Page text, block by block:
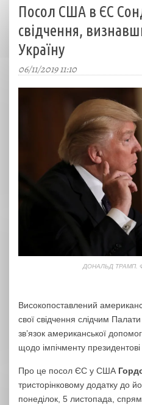
Посол США в ЄС
свідчення,
Україну
06/11/2019 11:10
ДОНАЛЬД ТРАМП.
Високопоставлений
свої свідчення слідчим
зв’язок американської
щодо імпічменту
Про це посол ЄС у США
тристорінковому додатку до
понеділок, 5 листопада,